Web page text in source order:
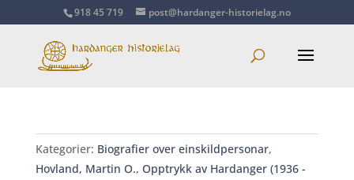
918 45 719 post@hardanger-historielag.no
Kategorier: Biografier over einskildpersonar,
Hovland, Martin O., Opptrykk av Hardanger (1936 -